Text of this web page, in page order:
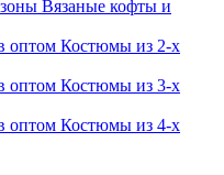
Вязаные кофты и
Костюмы из 2-х
Костюмы из 3-х
Костюмы из 4-х